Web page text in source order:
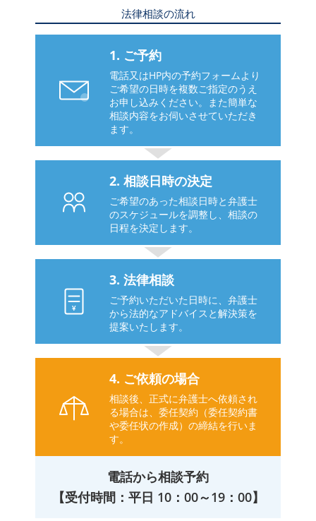
法律相談の流れ
1. ご予約
電話又はHP内の予約フォームより
ご希望の日時を複数ご指定のうえ
お申し込みください。また簡単な
相談内容をお伺いさせていただき
ます。
2. 相談日時の決定
ご希望のあった相談日時と弁護士
のスケジュールを調整し、相談の
日程を決定します。
¥
3. 法律相談
ご予約いただいた日時に、弁護士
から法的なアドバイスと解決策を
提案いたします。
4. ご依頼の場合
相談後、正式に弁護士へ依頼され
る場合は、委任契約（委任契約書
や委任状の作成）の締結を行いま
す。
電話から相談予約
【受付時間：平日 10：00～19：00】